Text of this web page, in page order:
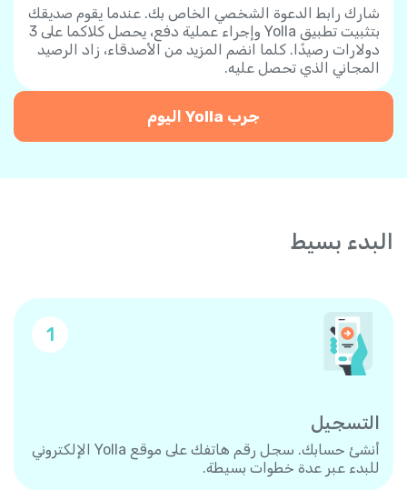
شارك رابط الدعوة الشخصي الخاص بك. عندما يقوم صديقك
بتثبيت تطبيق Yolla وإجراء عملية دفع، يحصل كلاكما على 3
دولارات رصيدًا. كلما انضم المزيد من الأصدقاء، زاد الرصيد
المجاني الذي تحصل عليه.
جرب Yolla اليوم
البدء بسيط
1
التسجيل
أنشئ حسابك. سجل رقم هاتفك على موقع Yolla الإلكتروني
للبدء عبر عدة خطوات بسيطة.